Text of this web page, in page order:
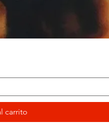
carrito